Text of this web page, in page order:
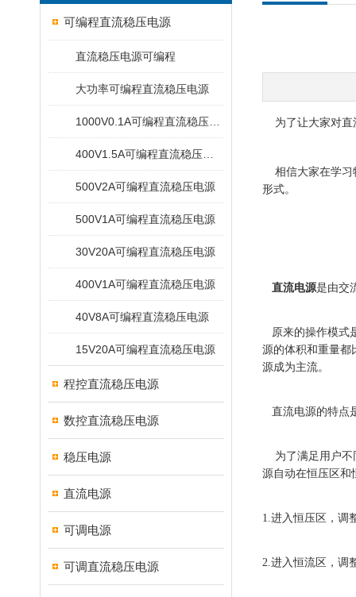
可编程直流稳压电源
直流稳压电源可编程
大功率可编程直流稳压电源
500V2A可编程直流稳压电源
500V1A可编程直流稳压电源
30V20A可编程直流稳压电源
400V1A可编程直流稳压电源
40V8A可编程直流稳压电源
15V20A可编程直流稳压电源
程控直流稳压电源
数控直流稳压电源
稳压电源
直流电源
可调电源
可调直流稳压电源
为了让大家对直
相信大家在学习
形式。
直流电源是由交
原来的操作模式
源的体积和重量都
源成为主流。
直流电源的特点
为了满足用户不
源自动在恒压区和
1.进入恒压区，调
2.进入恒流区，调